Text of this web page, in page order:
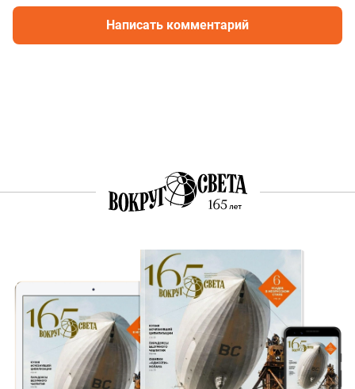
Написать комментарий